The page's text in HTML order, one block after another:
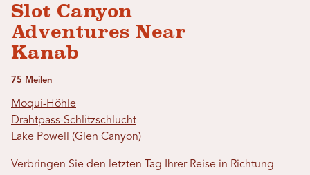
Slot Canyon
Adventures Near
Kanab
75 Meilen
Moqui-Höhle
Drahtpass-Schlitzschlucht
Lake Powell (Glen Canyon)
Verbringen Sie den letzten Tag Ihrer Reise in Richtung